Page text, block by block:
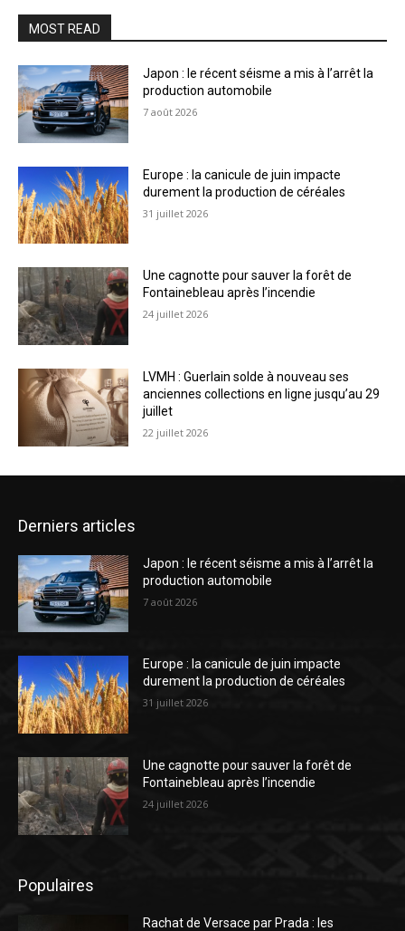
MOST READ
Japon : le récent séisme a mis à l’arrêt la
production automobile
7 août 2026
Europe : la canicule de juin impacte
durement la production de céréales
31 juillet 2026
Une cagnotte pour sauver la forêt de
Fontainebleau après l’incendie
24 juillet 2026
LVMH : Guerlain solde à nouveau ses
anciennes collections en ligne jusqu’au 29
juillet
22 juillet 2026
Derniers articles
Japon : le récent séisme a mis à l’arrêt la
production automobile
7 août 2026
Europe : la canicule de juin impacte
durement la production de céréales
31 juillet 2026
Une cagnotte pour sauver la forêt de
Fontainebleau après l’incendie
24 juillet 2026
Populaires
Rachat de Versace par Prada : les